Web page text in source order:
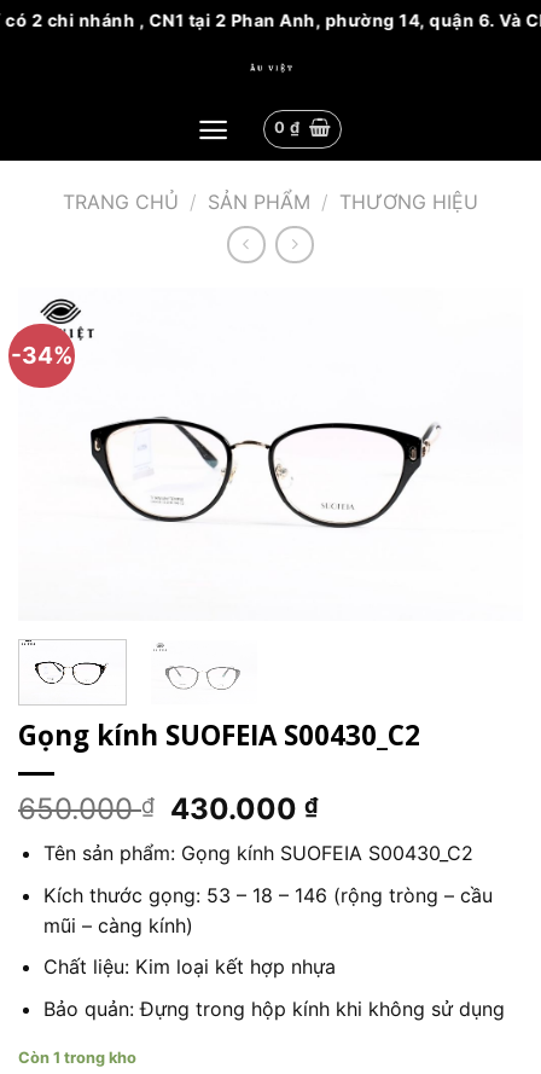
chi nhánh , CN1 tại 2 Phan Anh, phường 14, quận 6. Và
0 ₫
TRANG CHỦ / SẢN PHẨM / THƯƠNG HIỆU
-34%
Gọng kính SUOFEIA S00430_C2
650.000₫
Giá
gốc
là:
650.000 ₫.
430.000₫Giá
hiện
tại
là:
Tên sản phẩm: Gọng kính SUOFEIA S00430_C2
Kích thước gọng: 53 – 18 – 146 (rộng tròng – cầu
mũi – càng kính)
Chất liệu: Kim loại kết hợp nhựa
Bảo quản: Đựng trong hộp kính khi không sử dụng
Còn 1 trong kho